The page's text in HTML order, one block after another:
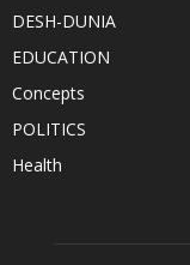
DESH-DUNIA
EDUCATION
Concepts
POLITICS
Health